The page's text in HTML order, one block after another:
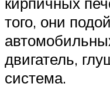
того, они
двигатель,
система.